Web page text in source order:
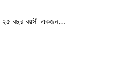
২৫ বছর বয়সী একজন…